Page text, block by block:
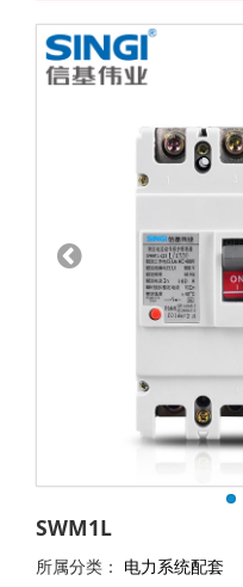
SWM1L
所属分类： 电力系统配套